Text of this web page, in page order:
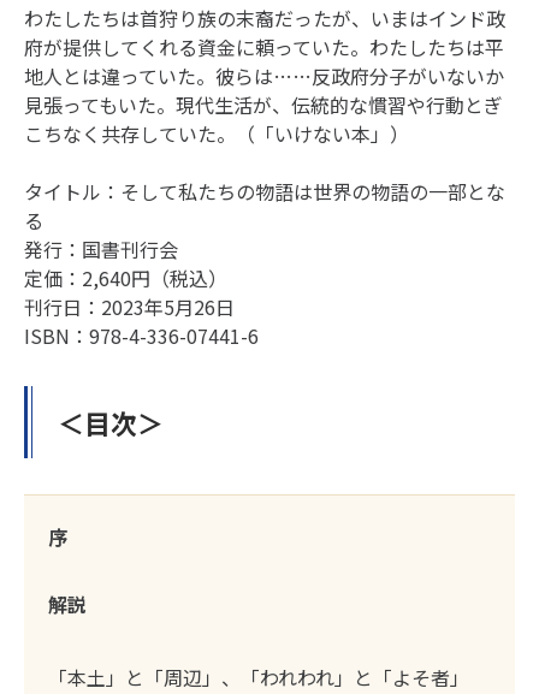
わたしたちは首狩り族の末裔だったが、いまはインド政
府が提供してくれる資金に頼っていた。わたしたちは平
地人とは違っていた。彼らは……反政府分子がいないか
見張ってもいた。現代生活が、伝統的な慣習や行動とぎ
こちなく共存していた。（「いけない本」）
タイトル：そして私たちの物語は世界の物語の一部とな
る
発行：国書刊行会
定価：2,640円（税込）
刊行日：2023年5月26日
ISBN：978-4-336-07441-6
＜目次＞
序
解説
「本土」と「周辺」、「われわれ」と「よそ者」